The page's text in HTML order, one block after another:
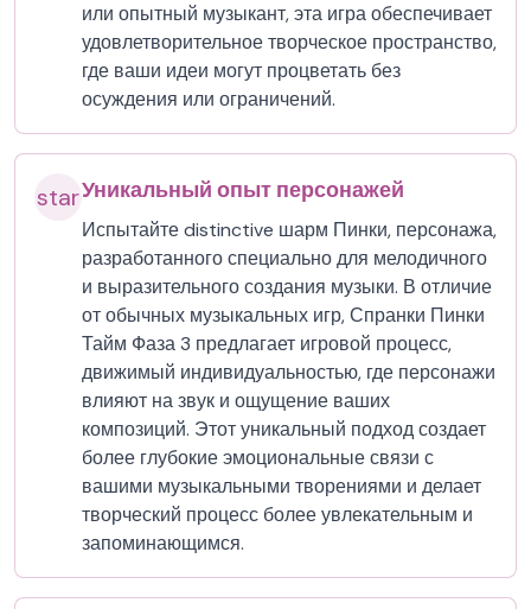
или опытный музыкант, эта игра обеспечивает
удовлетворительное творческое пространство,
где ваши идеи могут процветать без
осуждения или ограничений.
starУникальный опыт персонажей
Испытайте distinctive шарм Пинки, персонажа,
разработанного специально для мелодичного
и выразительного создания музыки. В отличие
от обычных музыкальных игр, Спранки Пинки
Тайм Фаза 3 предлагает игровой процесс,
движимый индивидуальностью, где персонажи
влияют на звук и ощущение ваших
композиций. Этот уникальный подход создает
более глубокие эмоциональные связи с
вашими музыкальными творениями и делает
творческий процесс более увлекательным и
запоминающимся.